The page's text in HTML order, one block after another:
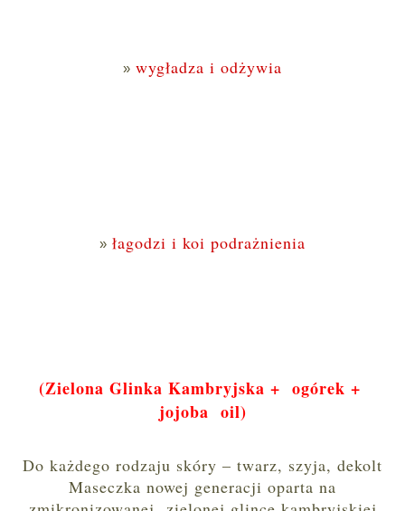
wygładza i odżywia
łagodzi i koi podrażnienia
(Zielona Glinka Kambryjska + ogórek +
jojoba oil)
Do każdego rodzaju skóry – twarz, szyja, dekolt
Maseczka nowej generacji oparta na